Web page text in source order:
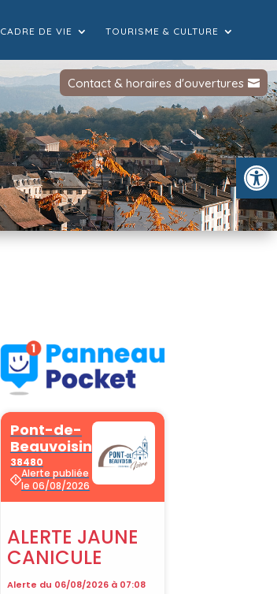
CADRE DE VIE TOURISME & CULTURE
Contact & horaires d'ouvertures